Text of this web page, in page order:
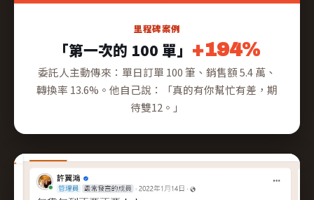
里程碑案例
「第一次的 100 單」 +194%
委託人主動傳來：單日訂單 100 筆、銷售額 5.4 萬、
轉換率 13.6%。他自己說：「真的有你幫忙有差，期
待雙12。」